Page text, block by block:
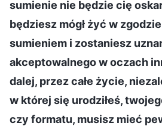
sumienie nie będzie cię
będziesz mógł żyć w
sumieniem i zostaniesz
akceptowalnego w oczach
dalej, przez całe życie,
w której się urodziłeś,
czy formatu, musisz mieć